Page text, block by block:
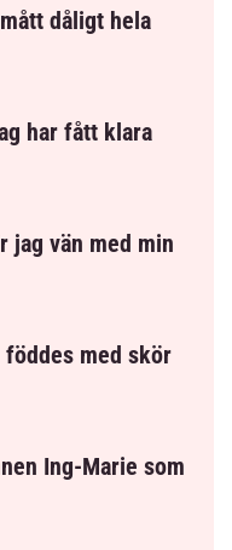
dåligt hela
har fått klara
jag vän med min
föddes med skör
Ing-Marie som